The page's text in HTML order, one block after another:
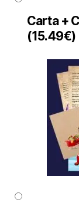
Carta +
(15.49€)